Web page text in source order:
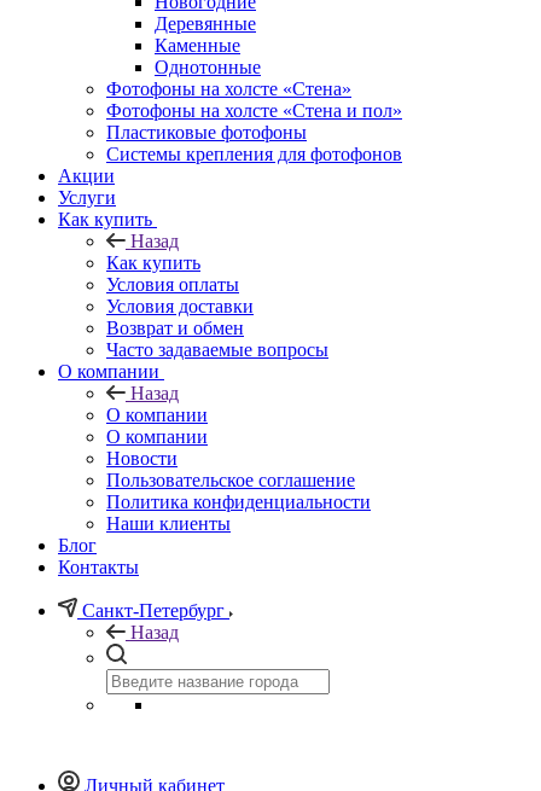
Деревянные
Каменные
Однотонные
Фотофоны на холсте «Стена»
Фотофоны на холсте «Стена и пол»
Пластиковые фотофоны
Системы крепления для фотофонов
Акции
Услуги
Как купить
Назад
Как купить
Условия оплаты
Условия доставки
Возврат и обмен
Часто задаваемые вопросы
О компании
Назад
О компании
О компании
Новости
Пользовательское соглашение
Политика конфиденциальности
Наши клиенты
Блог
Контакты
Санкт-Петербург
Назад
Личный кабинет